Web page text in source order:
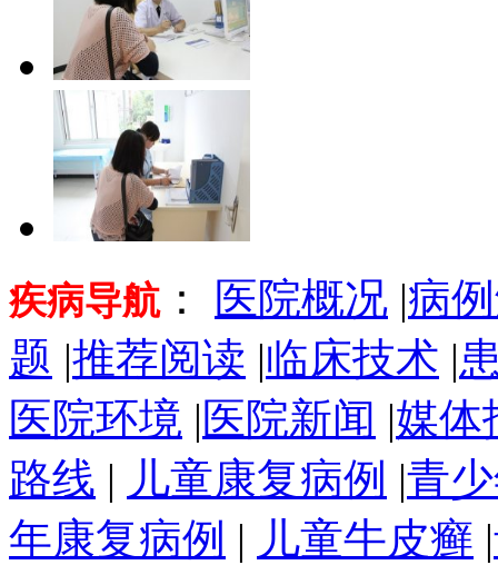
疾病导航： 医院概况 |病
题 |推荐阅读 |临床技术 |
医院环境 |医院新闻 |媒体
路线 | 儿童康复病例 |青
年康复病例 | 儿童牛皮癣 |